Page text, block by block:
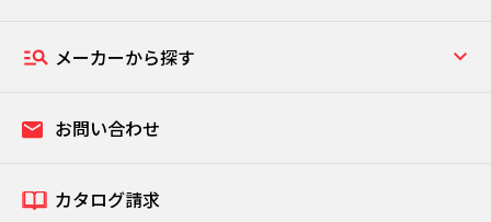
メーカーから探す
お問い合わせ
カタログ請求